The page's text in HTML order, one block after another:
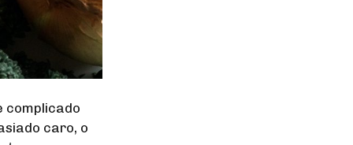
complicado
caro, o